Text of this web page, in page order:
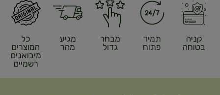
קניה
בטוחה
תמיד
פתוח
מבחר
גדול
מגיע
מהר
כל
המוצרים
מיבואנים
רשמיים